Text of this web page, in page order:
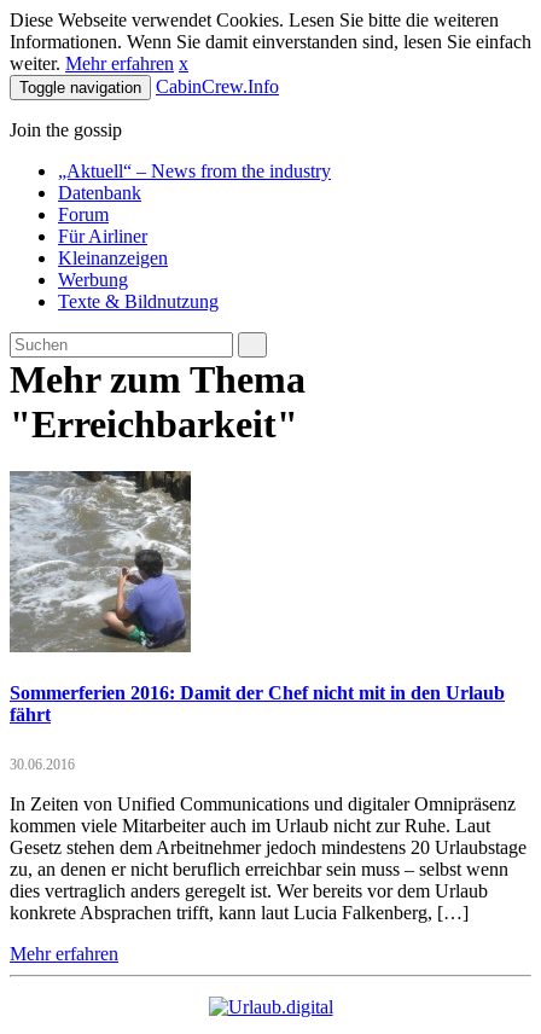
Diese Webseite verwendet Cookies. Lesen Sie bitte die weiteren
Informationen. Wenn Sie damit einverstanden sind, lesen Sie einfach
weiter. Mehr erfahren x
Toggle navigation CabinCrew.Info
Join the gossip
„Aktuell“ – News from the industry
Datenbank
Forum
Für Airliner
Kleinanzeigen
Werbung
Texte & Bildnutzung
Mehr zum Thema
"Erreichbarkeit"
Sommerferien 2016: Damit der Chef nicht mit in den Urlaub
fährt
30.06.2016
In Zeiten von Unified Communications und digitaler Omnipräsenz
kommen viele Mitarbeiter auch im Urlaub nicht zur Ruhe. Laut
Gesetz stehen dem Arbeitnehmer jedoch mindestens 20 Urlaubstage
zu, an denen er nicht beruflich erreichbar sein muss – selbst wenn
dies vertraglich anders geregelt ist. Wer bereits vor dem Urlaub
konkrete Absprachen trifft, kann laut Lucia Falkenberg, […]
Mehr erfahren